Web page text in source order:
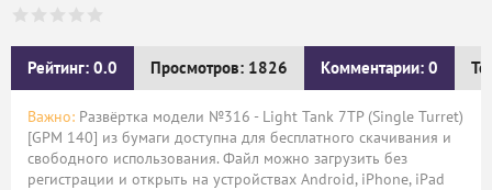
Рейтинг: 0.0 Просмотров: 1826 Комментарии: 0
Важно: Развёртка модели №316 - Light Tank 7TP (Single Turret)
[GPM 140] из бумаги доступна для бесплатного скачивания и
свободного использования. Файл можно загрузить без
регистрации и открыть на устройствах Android, iPhone, iPad